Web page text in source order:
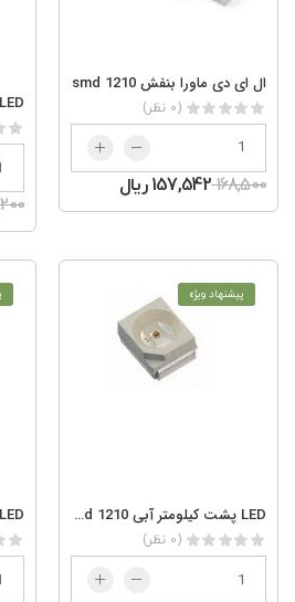
ال ای دی ماورا بنفش smd 1210
(0 نظر)
168,500157,542 ریال
پیشنهاد ویژه
LED پشت کیلومتر آبی smd 1210
(0 نظر)